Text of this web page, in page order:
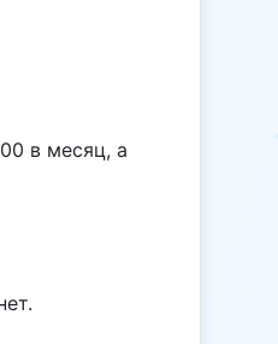
в месяц, а
\times